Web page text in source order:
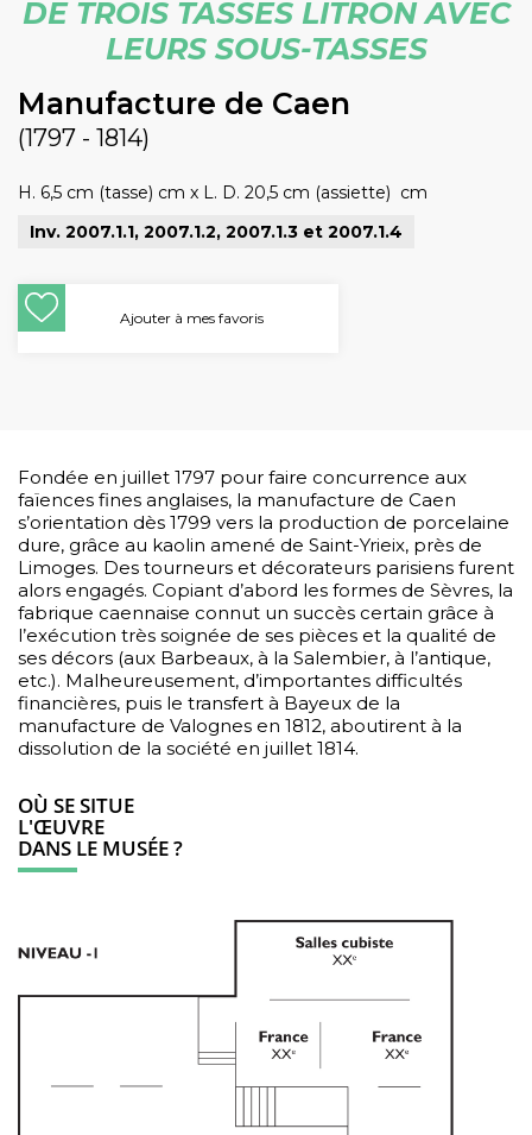
DE TROIS TASSES LITRON AVEC
LEURS SOUS-TASSES
Manufacture de Caen
(1797 - 1814)
H. 6,5 cm (tasse) cm x L. D. 20,5 cm (assiette) cm
Inv. 2007.1.1, 2007.1.2, 2007.1.3 et 2007.1.4
Ajouter à mes favoris
Fondée en juillet 1797 pour faire concurrence aux
faïences fines anglaises, la manufacture de Caen
s’orientation dès 1799 vers la production de porcelaine
dure, grâce au kaolin amené de Saint-Yrieix, près de
Limoges. Des tourneurs et décorateurs parisiens furent
alors engagés. Copiant d’abord les formes de Sèvres, la
fabrique caennaise connut un succès certain grâce à
l’exécution très soignée de ses pièces et la qualité de
ses décors (aux Barbeaux, à la Salembier, à l’antique,
etc.). Malheureusement, d’importantes difficultés
financières, puis le transfert à Bayeux de la
manufacture de Valognes en 1812, aboutirent à la
dissolution de la société en juillet 1814.
OÙ SE SITUE
L'ŒUVRE
DANS LE MUSÉE ?